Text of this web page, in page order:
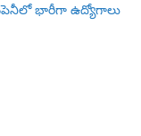
భారీగా ఉద్యోగాలు